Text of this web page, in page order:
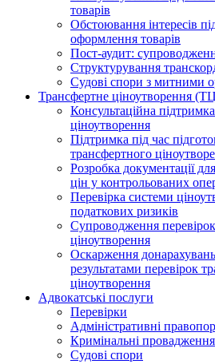
товарів
Обстоювання інтересів
оформлення товарів
Пост-аудит:
Структурування
Судові спори з митними
Трансфертне ціноутворення
Консультаційна
ціноутворення
Підтримка під час
трансфертного
Розробка документації
цін у контрольованих
Перевірка системи
податкових ризиків
Супроводження
ціноутворення
Оскарження донарахувань
результатами перевірок
ціноутворення
Адвокатські послуги
Перевірки
Адміністративні
Кримінальні провадження
Судові спори